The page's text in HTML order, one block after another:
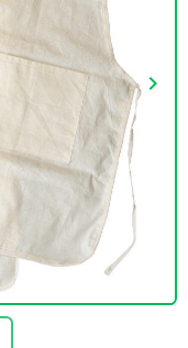
keyboard_arrow_right